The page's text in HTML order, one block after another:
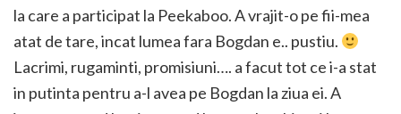
la care a participat la Peekaboo. A vrajit-o pe fii-mea
atat de tare, incat lumea fara Bogdan e.. pustiu.
Lacrimi, rugaminti, promisiuni…. a facut tot ce i-a stat
in putinta pentru a-l avea pe Bogdan la ziua ei. A